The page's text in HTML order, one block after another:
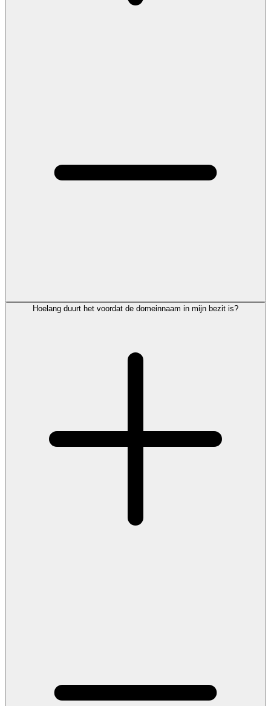
Hoelang duurt het voordat de domeinnaam in mijn bezit is?